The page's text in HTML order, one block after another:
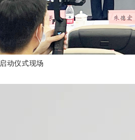
启动仪式现场